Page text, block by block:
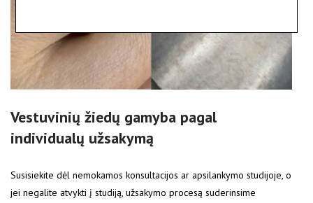
Vestuvinių žiedų gamyba pagal
individualų užsakymą
Susisiekite dėl nemokamos konsultacijos ar apsilankymo studijoje, o
jei negalite atvykti į studiją, užsakymo procesą suderinsime